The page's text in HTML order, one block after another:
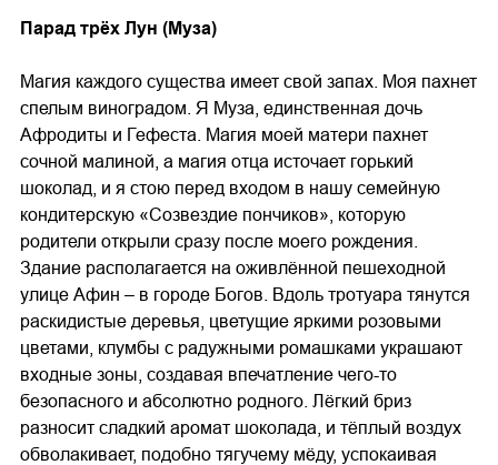
Парад трёх Лун (Муза)
Магия каждого существа имеет свой запах. Моя пахнет
спелым виноградом. Я Муза, единственная дочь
Афродиты и Гефеста. Магия моей матери пахнет
сочной малиной, а магия отца источает горький
шоколад, и я стою перед входом в нашу семейную
кондитерскую «Созвездие пончиков», которую
родители открыли сразу после моего рождения.
Здание располагается на оживлённой пешеходной
улице Афин – в городе Богов. Вдоль тротуара тянутся
раскидистые деревья, цветущие яркими розовыми
цветами, клумбы с радужными ромашками украшают
входные зоны, создавая впечатление чего-то
безопасного и абсолютно родного. Лёгкий бриз
разносит сладкий аромат шоколада, и тёплый воздух
обволакивает, подобно тягучему мёду, успокаивая